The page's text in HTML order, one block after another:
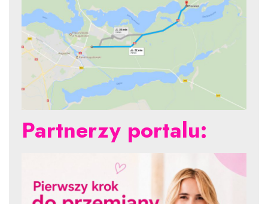
Partnerzy portalu: